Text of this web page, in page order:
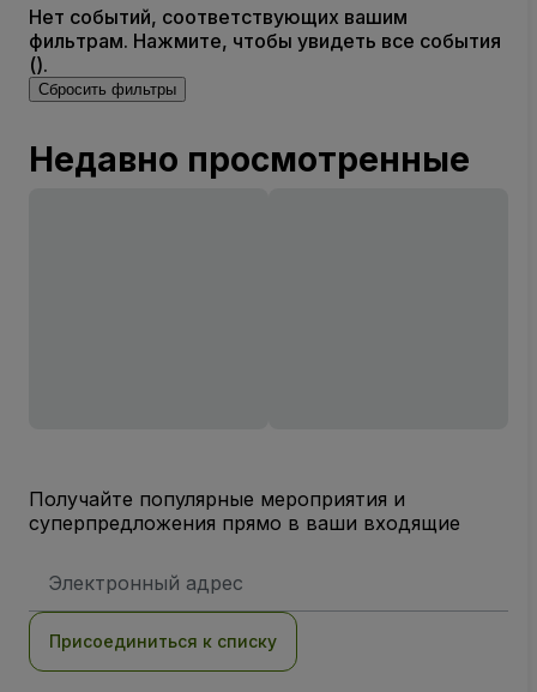
Нет событий, соответствующих вашим
фильтрам. Нажмите, чтобы увидеть все события
().
Сбросить фильтры
Недавно просмотренные
Получайте популярные мероприятия и
суперпредложения прямо в ваши входящие
электронной
Присоединиться к списку